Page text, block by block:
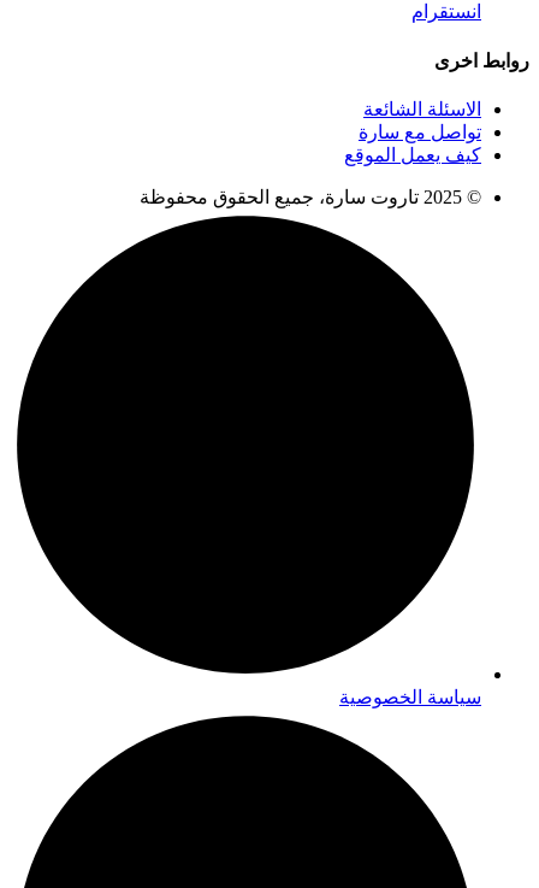
انستقرام
روابط اخرى
الاسئلة الشائعة
تواصل مع سارة
كيف يعمل الموقع
© 2025 تاروت سارة، جميع الحقوق محفوظة
سياسة الخصوصية